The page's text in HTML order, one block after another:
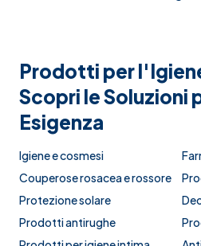
Prodotti per
Scopri le Soluzioni
Esigenza
Igiene e cosmesi
Couperose rosacea e rossore
Protezione solare
Prodotti antirughe